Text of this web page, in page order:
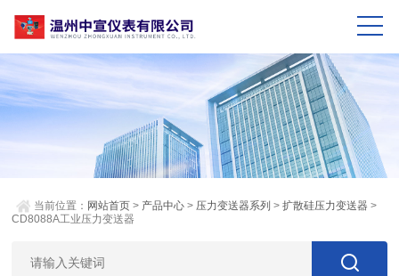
当前位置： 网站首页 > 产品中心 > 压力变送器系列 >扩散硅压力变送器 >
CD8088A工业压力变送器